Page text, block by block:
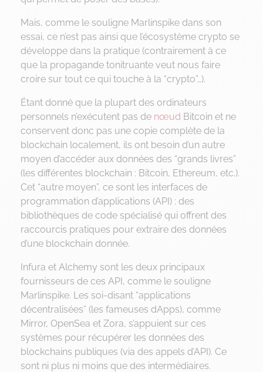
Mais, comme le souligne Marlinspike dans son
essai, ce n’est pas ainsi que l’écosystème crypto se
développe dans la pratique (contrairement à ce
que la propagande tonitruante veut nous faire
croire sur tout ce qui touche à la “crypto”…).
Étant donné que la plupart des ordinateurs
personnels n’exécutent pas de nœud Bitcoin et ne
conservent donc pas une copie complète de la
blockchain localement, ils ont besoin d’un autre
moyen d’accéder aux données des “grands livres”
(les différentes blockchain : Bitcoin, Ethereum, etc.).
Cet “autre moyen”, ce sont les interfaces de
programmation d’applications (API) : des
bibliothèques de code spécialisé qui offrent des
raccourcis pratiques pour extraire des données
d’une blockchain donnée.
Infura et Alchemy sont les deux principaux
fournisseurs de ces API, comme le souligne
Marlinspike. Les soi-disant “applications
décentralisées” (les fameuses dApps), comme
Mirror, OpenSea et Zora, s’appuient sur ces
systèmes pour récupérer les données des
blockchains publiques (via des appels d’API). Ce
sont ni plus ni moins que des intermédiaires.